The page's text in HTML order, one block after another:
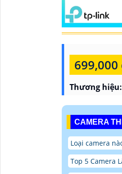
699,000
Thương hiệu:
CAMERA
Loại camera
Top 5 Camera